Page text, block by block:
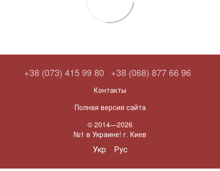
+38 (073) 415 99 80 +38 (068) 877 66 96
Контакты
Полная версия сайта
© 2014—2026
№1 в Украине! г. Киев
Укр Рус